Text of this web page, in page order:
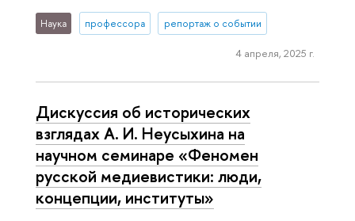
Наука профессора репортаж о событии
4 апреля, 2025 г.
Дискуссия об исторических
взглядах А. И. Неусыхина на
научном семинаре «Феномен
русской медиевистики: люди,
концепции, институты»